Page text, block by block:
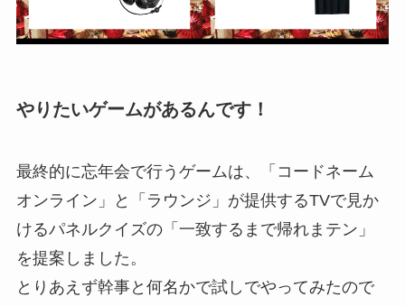
やりたいゲームがあるんです！
最終的に忘年会で行うゲームは、「コードネーム
オンライン」と「ラウンジ」が提供するTVで見か
けるパネルクイズの「一致するまで帰れまテン」
を提案しました。
とりあえず幹事と何名かで試しでやってみたので